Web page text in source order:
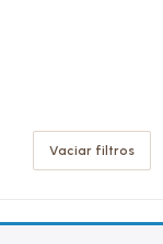
Vaciar filtros